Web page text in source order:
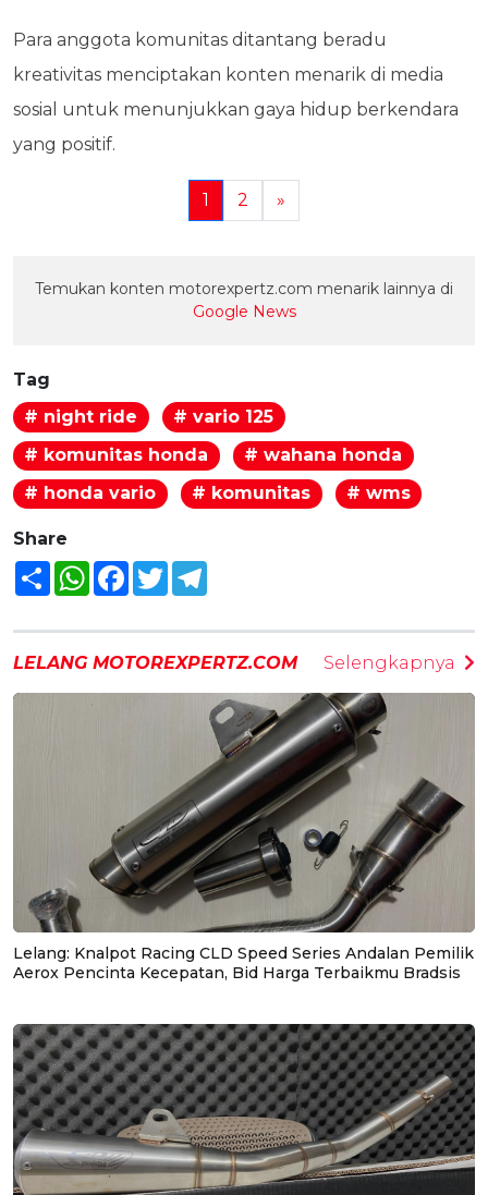
Para anggota komunitas ditantang beradu
kreativitas menciptakan konten menarik di media
sosial untuk menunjukkan gaya hidup berkendara
yang positif.
1 2 »
Temukan konten motorexpertz.com menarik lainnya di
Google News
Tag
# night ride
# vario 125
# komunitas honda
# wahana honda
# honda vario
# komunitas # wms
Share
Share WhatsAppFacebook
Twitter
LELANG MOTOREXPERTZ.COM Selengkapnya
Lelang: Knalpot Racing CLD Speed Series Andalan Pemilik
Aerox Pencinta Kecepatan, Bid Harga Terbaikmu Bradsis